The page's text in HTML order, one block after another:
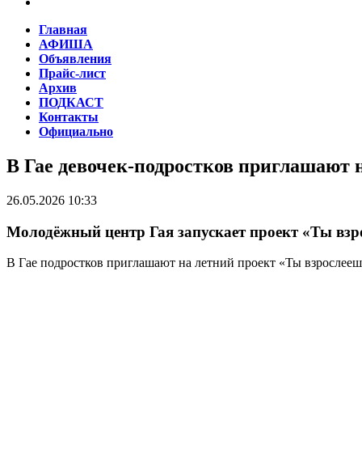
Главная
АФИША
Объявления
Прайс-лист
Архив
ПОДКАСТ
Контакты
Официально
В Гае девочек-подростков приглашают
26.05.2026 10:33
Молодёжный центр Гая запускает проект «Ты
В Гае подростков приглашают на летний проект «Ты